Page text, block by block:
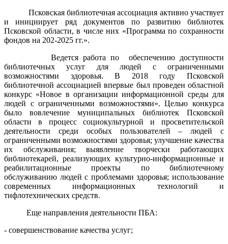
Псковская библиотечная ассоциация активно участвует
и инициирует ряд документов по развитию библиотек
Псковской области, в числе них «Программа по сохранности
фондов на 202-2025 гг.».
Ведется работа по обеспечению доступности
библиотечных услуг для людей с ограниченными
возможностями здоровья. В 2018 году Псковской
библиотечной ассоциацией впервые был проведен областной
конкурс «Новое в организации информационной среды для
людей с ограниченными возможностями». Целью конкурса
было вовлечение муниципальных библиотек Псковской
области в процесс социокультурной и просветительской
деятельности среди особых пользователей – людей с
ограниченными возможностями здоровья; улучшение качества
их обслуживания; выявление творчески работающих
библиотекарей, реализующих культурно-информационные и
реабилитационные проекты по библиотечному
обслуживанию людей с проблемами здоровья; использование
современных информационных технологий и
тифлотехнических средств.
Еще направления деятельности ПБА:
- совершенствование качества услуг;